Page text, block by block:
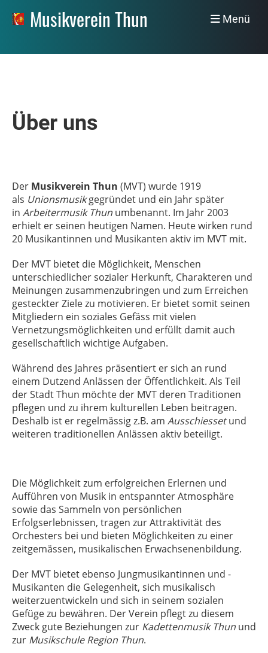
Musikverein Thun Menü
Über uns
Der Musikverein Thun (MVT) wurde 1919
als Unionsmusikgegründet und ein Jahr später
in Arbeitermusik Thun umbenannt. Im Jahr 2003
erhielt er seinen heutigen Namen. Heute wirken rund
20 Musikantinnen und Musikanten aktiv im MVT mit.
Der MVT bietet die Möglichkeit, Menschen
unterschiedlicher sozialer Herkunft, Charakteren und
Meinungen zusammenzubringen und zum Erreichen
gesteckter Ziele zu motivieren. Er bietet somit seinen
Mitgliedern ein soziales Gefäss mit vielen
Vernetzungsmöglichkeiten und erfüllt damit auch
gesellschaftlich wichtige Aufgaben.
Während des Jahres präsentiert er sich an rund
einem Dutzend Anlässen der Öffentlichkeit. Als Teil
der Stadt Thun möchte der MVT deren Traditionen
pflegen und zu ihrem kulturellen Leben beitragen.
Deshalb ist er regelmässig z.B. am Ausschiessetund
weiteren traditionellen Anlässen aktiv beteiligt.
Die Möglichkeit zum erfolgreichen Erlernen und
Aufführen von Musik in entspannter Atmosphäre
sowie das Sammeln von persönlichen
Erfolgserlebnissen, tragen zur Attraktivität des
Orchesters bei und bieten Möglichkeiten zu einer
zeitgemässen, musikalischen Erwachsenenbildung.
Der MVT bietet ebenso Jungmusikantinnen und -
Musikanten die Gelegenheit, sich musikalisch
weiterzuentwickeln und sich in seinem sozialen
Gefüge zu bewähren. Der Verein pflegt zu diesem
Zweck gute Beziehungen zur Kadettenmusik Thun und
zur Musikschule Region Thun.